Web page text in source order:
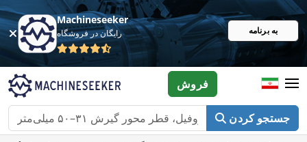
Machineseeker
رایگان در فروشگاه به برنامه
جستجو کردن
فروش